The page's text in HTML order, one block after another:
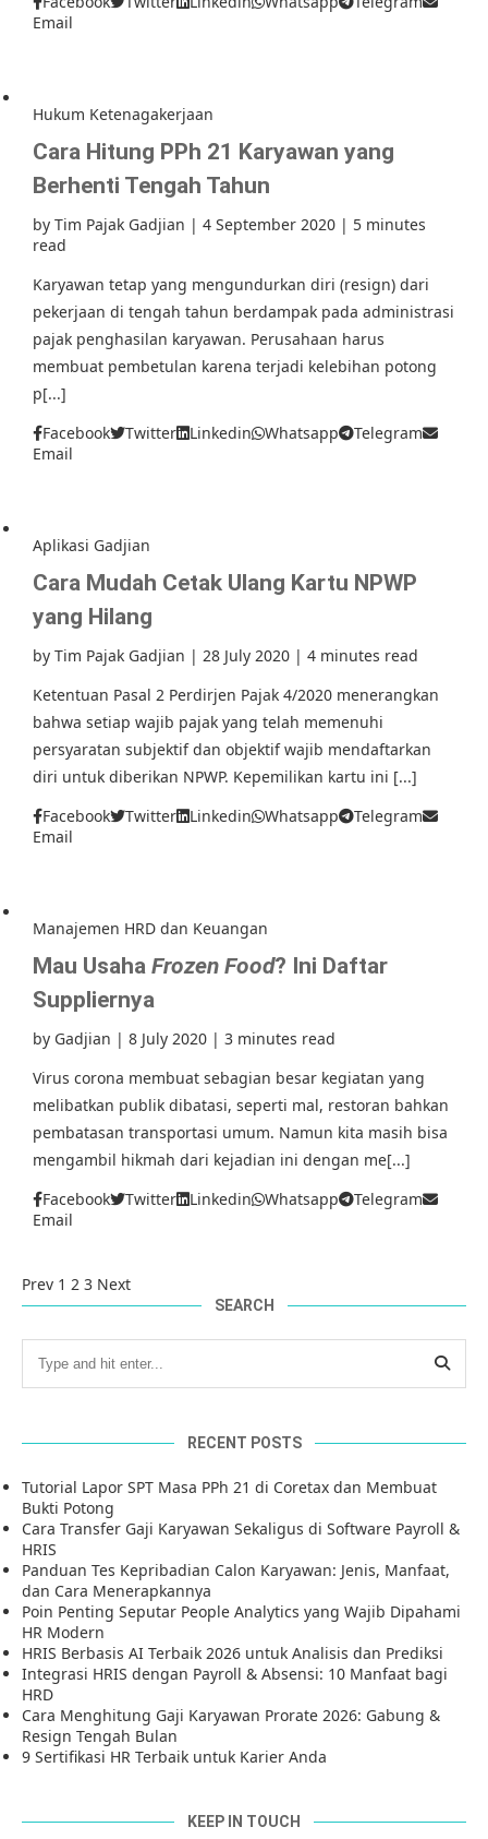
Email
Hukum Ketenagakerjaan
Cara Hitung PPh 21 Karyawan yang
Berhenti Tengah Tahun
by Tim Pajak Gadjian | 4 September 2020 | 5 minutes
read
Karyawan tetap yang mengundurkan diri (resign) dari
pekerjaan di tengah tahun berdampak pada administrasi
pajak penghasilan karyawan. Perusahaan harus
membuat pembetulan karena terjadi kelebihan potong
p[...]
Facebook
Twitter Linkedin Whatsapp
Telegram
Email
Aplikasi Gadjian
Cara Mudah Cetak Ulang Kartu NPWP
yang Hilang
by Tim Pajak Gadjian | 28 July 2020 | 4 minutes read
Ketentuan Pasal 2 Perdirjen Pajak 4/2020 menerangkan
bahwa setiap wajib pajak yang telah memenuhi
persyaratan subjektif dan objektif wajib mendaftarkan
diri untuk diberikan NPWP. Kepemilikan kartu ini [...]
Facebook
Twitter Linkedin Whatsapp
Telegram
Email
Manajemen HRD dan Keuangan
Mau Usaha Frozen Food? Ini Daftar
Suppliernya
by Gadjian | 8 July 2020 | 3 minutes read
Virus corona membuat sebagian besar kegiatan yang
melibatkan publik dibatasi, seperti mal, restoran bahkan
pembatasan transportasi umum. Namun kita masih bisa
mengambil hikmah dari kejadian ini dengan me[...]
Facebook
Twitter Linkedin Whatsapp
Telegram
Email
Prev 1 2 3 Next
SEARCH
RECENT POSTS
Tutorial Lapor SPT Masa PPh 21 di Coretax dan Membuat
Bukti Potong
Cara Transfer Gaji Karyawan Sekaligus di Software Payroll &
HRIS
Panduan Tes Kepribadian Calon Karyawan: Jenis, Manfaat,
dan Cara Menerapkannya
Poin Penting Seputar People Analytics yang Wajib Dipahami
HR Modern
HRIS Berbasis AI Terbaik 2026 untuk Analisis dan Prediksi
Integrasi HRIS dengan Payroll & Absensi: 10 Manfaat bagi
HRD
Cara Menghitung Gaji Karyawan Prorate 2026: Gabung &
Resign Tengah Bulan
9 Sertifikasi HR Terbaik untuk Karier Anda
KEEP IN TOUCH